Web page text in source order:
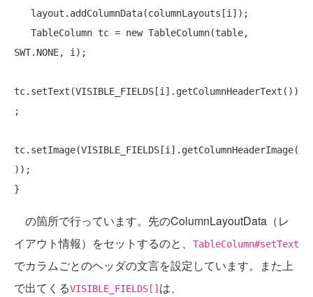
   TableColumn tc =
new TableColumn(table,
SWT.NONE, i);
tc.setText(VISIBLE_FIELDS[i].getColumnHeaderText())
;
tc.setImage(VISIBLE_FIELDS[i].getColumnHeaderImage(
));
の箇所で行っています。先のColumnLayoutData（レ
イアウト情報）をセットするのと、
TableColumn#setText
でカラムごとのヘッダの文言を設定しています。また上
で出てくるVISIBLE_FIELDS[] は、